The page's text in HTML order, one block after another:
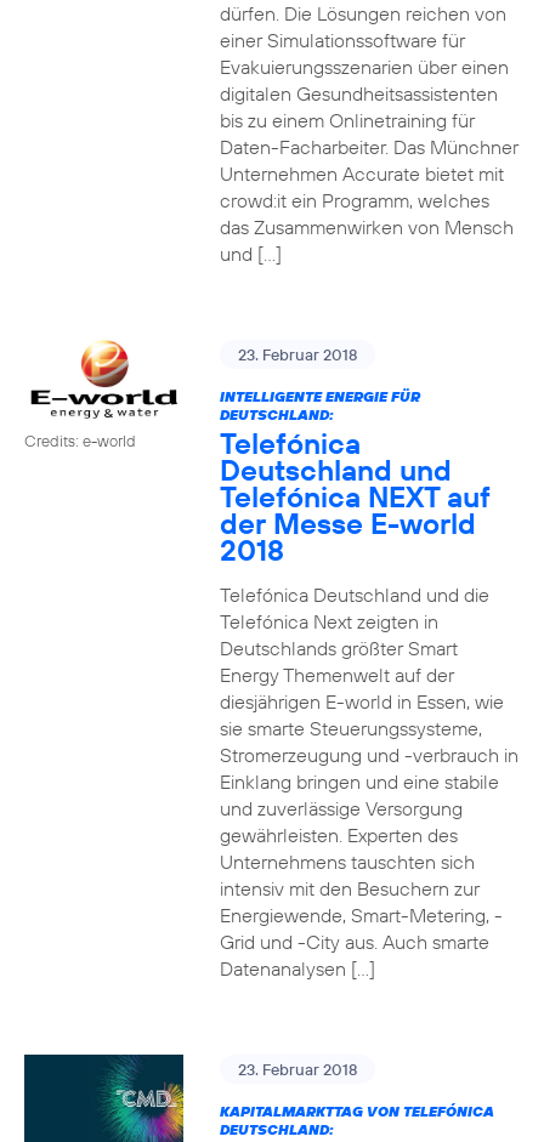
dürfen. Die Lösungen reichen von
einer Simulationssoftware für
Evakuierungsszenarien über einen
digitalen Gesundheitsassistenten
bis zu einem Onlinetraining für
Daten-Facharbeiter. Das Münchner
Unternehmen Accurate bietet mit
crowd:it ein Programm, welches
das Zusammenwirken von Mensch
und […]
Credits: e-world
23. Februar 2018
INTELLIGENTE ENERGIE FÜR
DEUTSCHLAND:
Telefónica
Deutschland und
Telefónica NEXT auf
der Messe E-world
2018
Telefónica Deutschland und die
Telefónica Next zeigten in
Deutschlands größter Smart
Energy Themenwelt auf der
diesjährigen E-world in Essen, wie
sie smarte Steuerungssysteme,
Stromerzeugung und -verbrauch in
Einklang bringen und eine stabile
und zuverlässige Versorgung
gewährleisten. Experten des
Unternehmens tauschten sich
intensiv mit den Besuchern zur
Energiewende, Smart-Metering, -
Grid und -City aus. Auch smarte
Datenanalysen […]
23. Februar 2018
KAPITALMARKTTAG VON TELEFÓNICA
DEUTSCHLAND: